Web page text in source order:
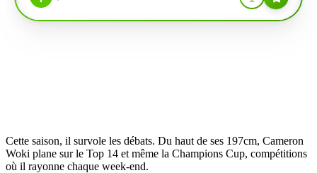
Cette saison, il survole les débats. Du haut de ses 197cm, Cameron
Woki plane sur le Top 14 et même la Champions Cup, compétitions
où il rayonne chaque week-end.